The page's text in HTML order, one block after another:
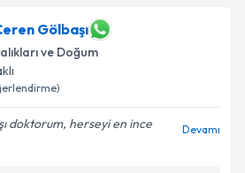
Gölbaşı
ve Doğum
doktorum, herseyi en ince
Devamı